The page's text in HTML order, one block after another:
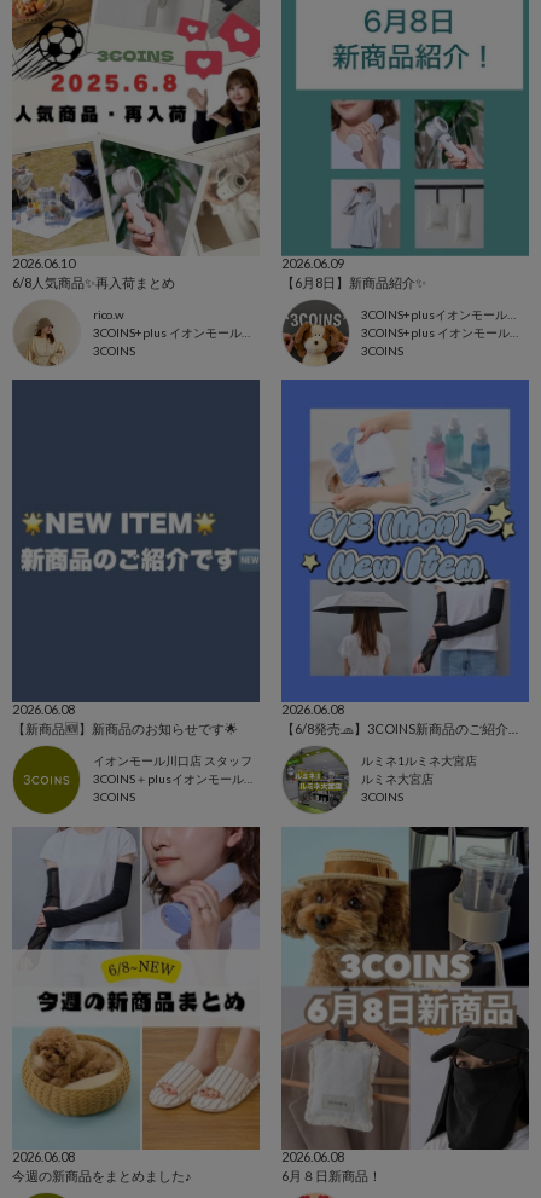
2026.06.10
6/8人気商品✨再入荷まとめ
rico.w
3COINS+plus イオンモール日吉津店
3COINS
2026.06.09
【6月8日】新商品紹介✨
3COINS
2026.06.08
【新商品🆕】新商品のお知らせです🌟
イオンモール川口店 スタッフ
3COINS＋plusイオンモール川口店
3COINS
2026.06.08
ルミネ1ルミネ大宮店
ルミネ大宮店
3COINS
2026.06.08
今週の新商品をまとめました♪
2026.06.08
6月８日新商品！